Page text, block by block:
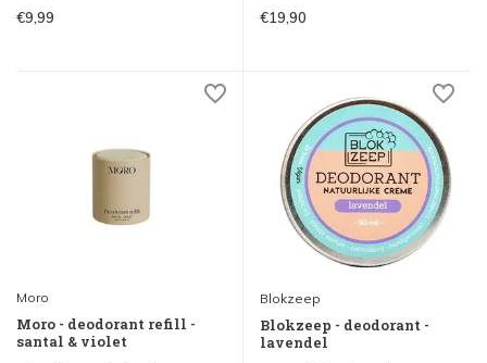
€9,99 €19,90
Moro
Moro - deodorant refill -
santal & violet
Blokzeep
Blokzeep - deodorant -
lavendel